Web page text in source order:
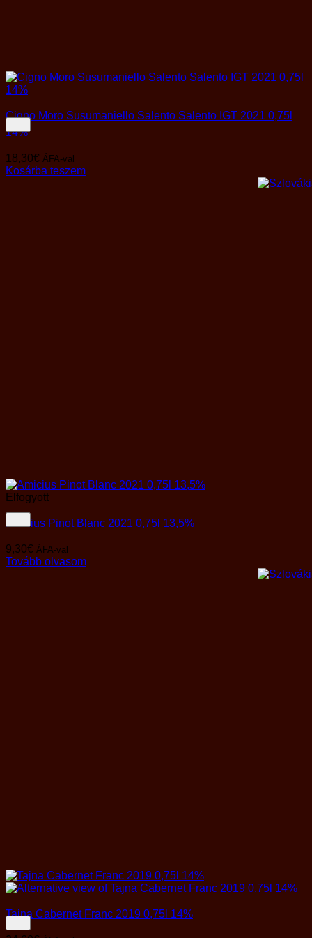
Cigno Moro Susumaniello Salento Salento IGT 2021 0,75l
14%
18,30€ ÁFA-val
Kosárba teszem
Elfogyott
Amicius Pinot Blanc 2021 0,75l 13,5%
9,30€ ÁFA-val
Tovább olvasom
Tajna Cabernet Franc 2019 0,75l 14%